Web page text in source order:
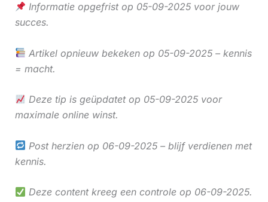
Informatie opgefrist op 05-09-2025 voor jouw
succes.
Artikel opnieuw bekeken op 05-09-2025 – kennis
= macht.
Deze tip is geüpdatet op 05-09-2025 voor
maximale online winst.
Post herzien op 06-09-2025 – blijf verdienen met
kennis.
Deze content kreeg een controle op 06-09-2025.